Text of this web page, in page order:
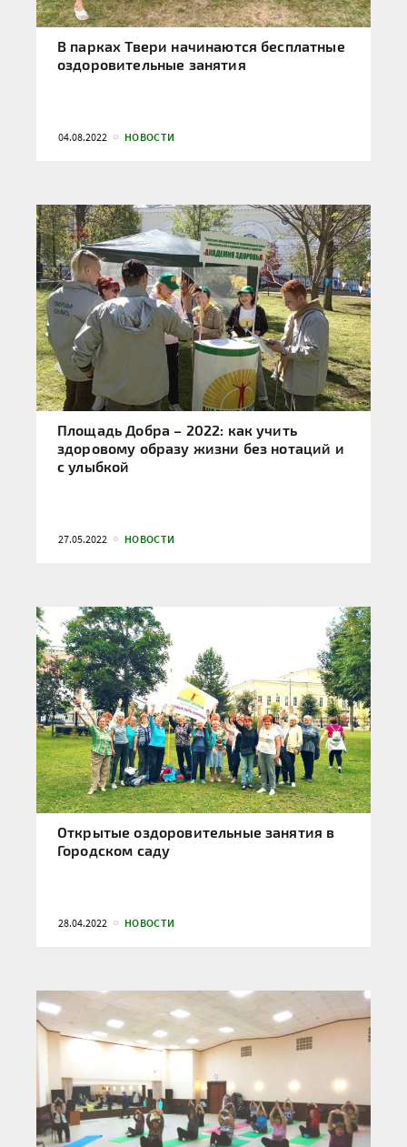
В парках Твери начинаются бесплатные
оздоровительные занятия
04.08.2022 НОВОСТИ
Площадь Добра – 2022: как учить
здоровому образу жизни без нотаций и
с улыбкой
27.05.2022 НОВОСТИ
Открытые оздоровительные занятия в
Городском саду
28.04.2022 НОВОСТИ